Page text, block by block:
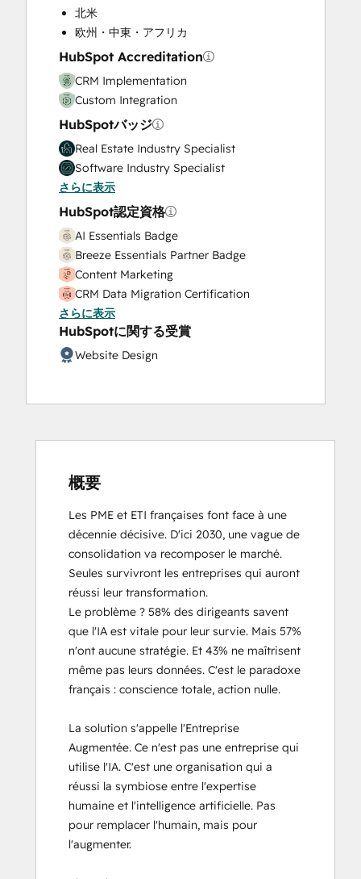
北米
欧州・中東・アフリカ
HubSpot Accreditation
CRM Implementation
Custom Integration
HubSpotバッジ
Real Estate Industry Specialist
Software Industry Specialist
さらに表示
HubSpot認定資格
AI Essentials Badge
Breeze Essentials Partner Badge
Content Marketing
CRM Data Migration Certification
Data Integrations Certification
Digital Marketing
Guided Client Onboarding
HubSpot Sales Software
HubSpot Solutions Partner
Inbound
Inbound Marketing
Inbound Sales
Integrating With HubSpot I: Foundations
Marketing Hub Implementation
Objectives-Based Onboarding
Platform Consulting
Revenue Operations
Sales Enablement
Sales Hub Demo
Sales Hub Implementation
Salesforce Integration Certification
SEO II
Service Hub Demo Certification
Service Hub Software
Solutions Architecture Foundations
さらに表示
HubSpotに関する受賞
Website Design
概要
Les PME et ETI françaises font face à une
décennie décisive. D'ici 2030, une vague de
consolidation va recomposer le marché.
Seules survivront les entreprises qui auront
réussi leur transformation.
Le problème ? 58% des dirigeants savent
que l'IA est vitale pour leur survie. Mais 57%
n'ont aucune stratégie. Et 43% ne maîtrisent
même pas leurs données. C'est le paradoxe
français : conscience totale, action nulle.
La solution s'appelle l'Entreprise
Augmentée. Ce n'est pas une entreprise qui
utilise l'IA. C'est une organisation qui a
réussi la symbiose entre l'expertise
humaine et l'intelligence artificielle. Pas
pour remplacer l'humain, mais pour
l'augmenter.